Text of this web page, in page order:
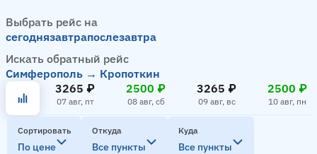
Выбрать рейс на
сегоднязавтрапослезавтра
Искать обратный рейс
Симферополь → Кропоткин
3265 ₽
07 авг, пт
2500 ₽
08 авг, сб
3265 ₽
09 авг, вс
2500 ₽
10 авг, пн
Сортировать
По цене
Откуда
Все пункты
Куда
Все пункты